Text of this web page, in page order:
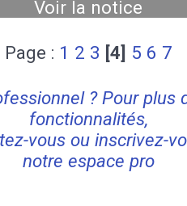
Voir la notice
Page : 1 2 3 [4] 5 6 7
? Pour plus
fonctionnalités,
vous ou inscrivez-
notre espace pro